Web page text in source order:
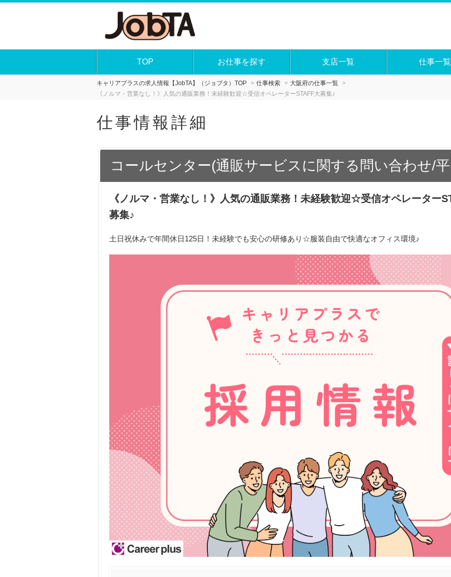
TOP お仕事を探す 支店一覧 仕事一覧
キャリアプラスの求人情報【JobTA】（ジョブタ）TOP 仕事検索
大阪府の仕事一覧
《ノルマ・営業なし！》人気の通販業務！未経験歓迎☆受信オペレーターSTAFF大募集♪
仕事情報詳細
コールセンター(通販サービスに関する問い合わせ/
《ノルマ・営業なし！》人気の通販業務！未経験歓迎☆受信オペレーター
募集♪
土日祝休みで年間休日125日！未経験でも安心の研修あり☆服装自由で快適なオフィス環境♪